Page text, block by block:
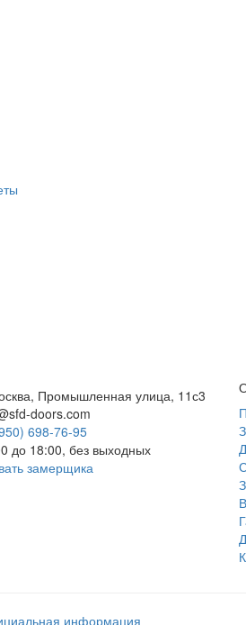
Промышленная улица, 11с3
doors.com
698-76-95
до 18:00, без выходных
замерщика
информация